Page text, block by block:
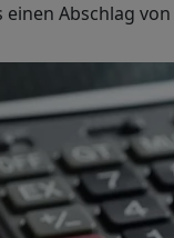
Abschlag von